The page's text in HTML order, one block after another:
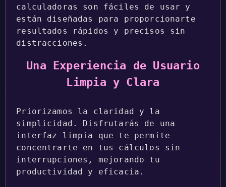
calculadoras son fáciles de usar y
están diseñadas para proporcionarte
resultados rápidos y precisos sin
distracciones.
Una Experiencia de Usuario
Limpia y Clara
Priorizamos la claridad y la
simplicidad. Disfrutarás de una
interfaz limpia que te permite
concentrarte en tus cálculos sin
interrupciones, mejorando tu
productividad y eficacia.